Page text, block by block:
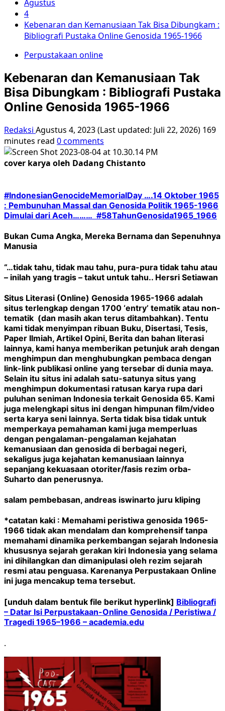
Agustus
4
Kebenaran dan Kemanusiaan Tak Bisa Dibungkam :
Bibliografi Pustaka Online Genosida 1965-1966
Perpustakaan online
Kebenaran dan Kemanusiaan Tak
Bisa Dibungkam : Bibliografi Pustaka
Online Genosida 1965-1966
Redaksi Agustus 4, 2023 (Last updated: Juli 22, 2026) 169
minutes read 0 comments
cover karya oleh Dadang Chistanto
#IndonesianGenocideMemorialDay ….14 Oktober 1965
: Pembunuhan Massal dan Genosida Politik 1965-1966
Dimulai dari Aceh……… #58TahunGenosida1965_1966
Bukan Cuma Angka, Mereka Bernama dan Sepenuhnya
Manusia
“…tidak tahu, tidak mau tahu, pura-pura tidak tahu atau
– inilah yang tragis – takut untuk tahu.. Hersri Setiawan
Situs Literasi (Online) Genosida 1965-1966 adalah
situs terlengkap dengan 1700 ‘entry’ tematik atau non-
tematik (dan masih akan terus ditambahkan). Tentu
kami tidak menyimpan ribuan Buku, Disertasi, Tesis,
Paper Ilmiah, Artikel Opini, Berita dan bahan literasi
lainnya, kami hanya memberikan petunjuk arah dengan
menghimpun dan menghubungkan pembaca dengan
link-link publikasi online yang tersebar di dunia maya.
Selain itu situs ini adalah satu-satunya situs yang
menghimpun dokumentasi ratusan karya rupa dari
puluhan seniman Indonesia terkait Genosida 65. Kami
juga melengkapi situs ini dengan himpunan film/video
serta karya seni lainnya. Serta tidak bisa tidak untuk
memperkaya pemahaman kami juga memperluas
dengan pengalaman-pengalaman kejahatan
kemanusiaan dan genosida di berbagai negeri,
sekaligus juga kejahatan kemanusiaan lainnya
sepanjang kekuasaan otoriter/fasis rezim orba-
Suharto dan penerusnya.
salam pembebasan, andreas iswinarto juru kliping
*catatan kaki : Memahami peristiwa genosida 1965-
1966 tidak akan mendalam dan komprehensif tanpa
memahami dinamika perkembangan sejarah Indonesia
khususnya sejarah gerakan kiri Indonesia yang selama
ini dihilangkan dan dimanipulasi oleh rezim sejarah
resmi atau penguasa. Karenanya Perpustakaan Online
ini juga mencakup tema tersebut.
[unduh dalam bentuk file berikut hyperlink] Bibliografi
– Datar Isi Perpustakaan-Online Genosida / Peristiwa /
Tragedi 1965–1966 – academia.edu
.